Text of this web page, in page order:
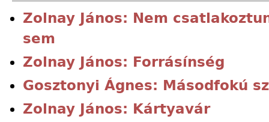
Zolnay János: Nem
sem
Zolnay János: Forrásínség
Gosztonyi Ágnes: Másodfokú
Zolnay János: Kártyavár